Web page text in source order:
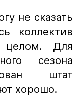
не сказать
коллектив
целом. Для
сезона
штат
хорошо.